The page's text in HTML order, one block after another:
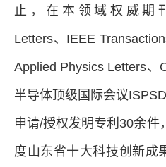
止 ，在本领域权威期
Letters、IEEE
Applied Physics Letters、
半导体顶级国际会议
申请/授权发明专利30余件
度山东省十大科技创新成